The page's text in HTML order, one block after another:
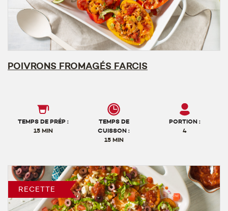
POIVRONS FROMAGÉS FARCIS
TEMPS DE PRÉP :
15 MIN
TEMPS DE
CUISSON :
15 MIN
PORTION :
4
RECETTE